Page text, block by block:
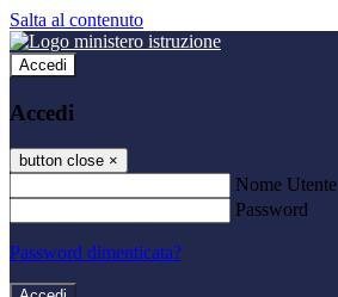
Salta al contenuto
Accedi
Accedi
button close ×
Nome Utente
Password
Password dimenticata?